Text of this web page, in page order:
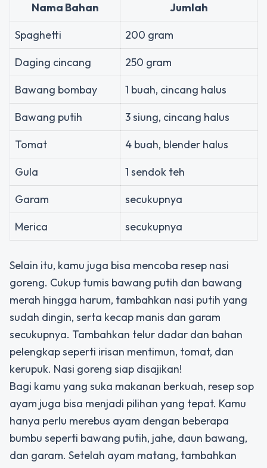
Nama Bahan
Jumlah
Spaghetti
200 gram
Daging cincang
250 gram
Bawang bombay
1 buah, cincang halus
Bawang putih
3 siung, cincang halus
Tomat
4 buah, blender halus
Gula
1 sendok teh
Garam
secukupnya
Merica
secukupnya
Selain itu, kamu juga bisa mencoba resep nasi
goreng. Cukup tumis bawang putih dan bawang
merah hingga harum, tambahkan nasi putih yang
sudah dingin, serta kecap manis dan garam
secukupnya. Tambahkan telur dadar dan bahan
pelengkap seperti irisan mentimun, tomat, dan
kerupuk. Nasi goreng siap disajikan!
Bagi kamu yang suka makanan berkuah, resep sop
ayam juga bisa menjadi pilihan yang tepat. Kamu
hanya perlu merebus ayam dengan beberapa
bumbu seperti bawang putih, jahe, daun bawang,
dan garam. Setelah ayam matang, tambahkan